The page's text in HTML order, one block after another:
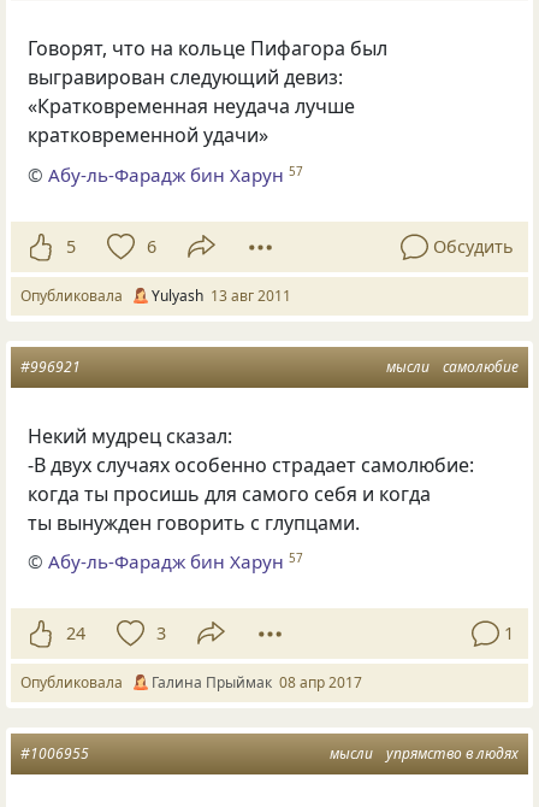
Говорят, что на кольце Пифагора был
выгравирован следующий девиз:
«Кратковременная неудача лучше
кратковременной удачи»
©Абу-ль-Фарадж бин Харун 57
5 6 Обсудить
Опубликовала Yulyash 13 авг 2011
мысли самолюбие
#996921
Некий мудрец сказал:
-В двух случаях особенно страдает самолюбие:
когда ты просишь для самого себя и когда
ты вынужден говорить с глупцами.
©Абу-ль-Фарадж бин Харун 57
24 3 1
Опубликовала Галина Прыймак 08 апр 2017
мысли упрямство в людях
#1006955